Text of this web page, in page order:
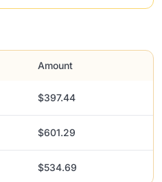
Amount
$397.44
$601.29
$534.69